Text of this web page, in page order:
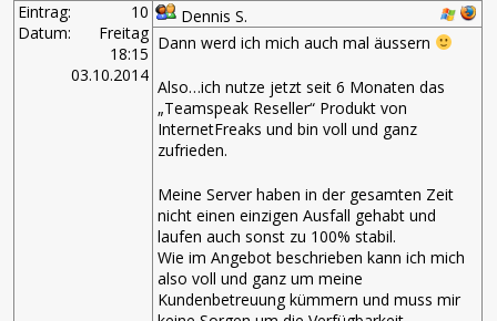
Eintrag:
10
Datum:
Freitag
18:15
03.10.2014
Dennis S.
Dann werd ich mich auch mal äussern
Also…ich nutze jetzt seit 6 Monaten das
„Teamspeak Reseller“ Produkt von
InternetFreaks und bin voll und ganz
zufrieden.
Meine Server haben in der gesamten Zeit
nicht einen einzigen Ausfall gehabt und
laufen auch sonst zu 100% stabil.
Wie im Angebot beschrieben kann ich mich
also voll und ganz um meine
Kundenbetreuung kümmern und muss mir